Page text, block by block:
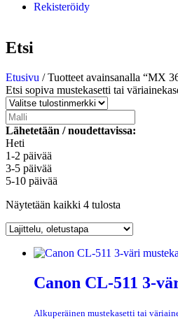
Rekisteröidy
Etsi
Etusivu / Tuotteet avainsanalla “MX
Etsi sopiva mustekasetti tai
Lähetetään / noudettavissa:
Heti
1-2 päivää
3-5 päivää
5-10 päivää
Näytetään kaikki 4 tulosta
Canon CL-511 3-
Alkuperäinen mustekasetti tai